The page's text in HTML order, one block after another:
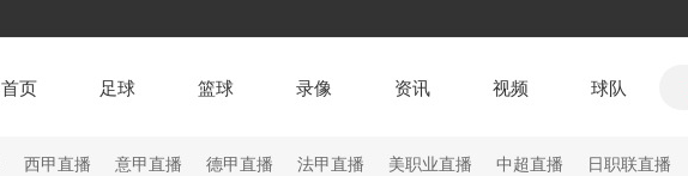
首页 足球 篮球 录像 资讯 视频 球队
西甲直播 意甲直播 德甲直播 法甲直播 美职业直播 中超直播 日职联直播